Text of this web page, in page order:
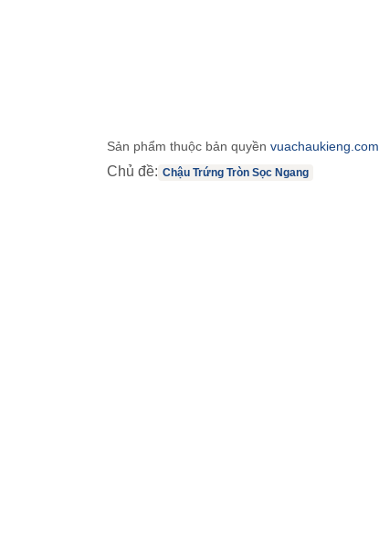
Sản phẩm thuộc bản quyền vuachaukieng.com
Chủ đề: Chậu Trứng Tròn Sọc Ngang